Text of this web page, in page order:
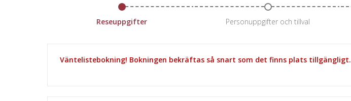
Reseuppgifter Personuppgifter och tillval
Väntelistebokning! Bokningen bekräftas så snart som det finns plats tillgängligt.